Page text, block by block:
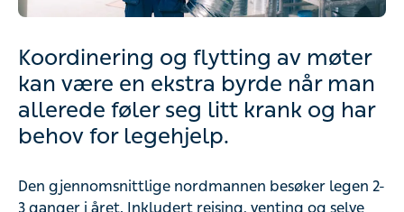
Koordinering og flytting av møter kan
være en ekstra byrde når man
allerede føler seg litt krank og har
behov for legehjelp.
Den gjennomsnittlige nordmannen besøker legen 2-3